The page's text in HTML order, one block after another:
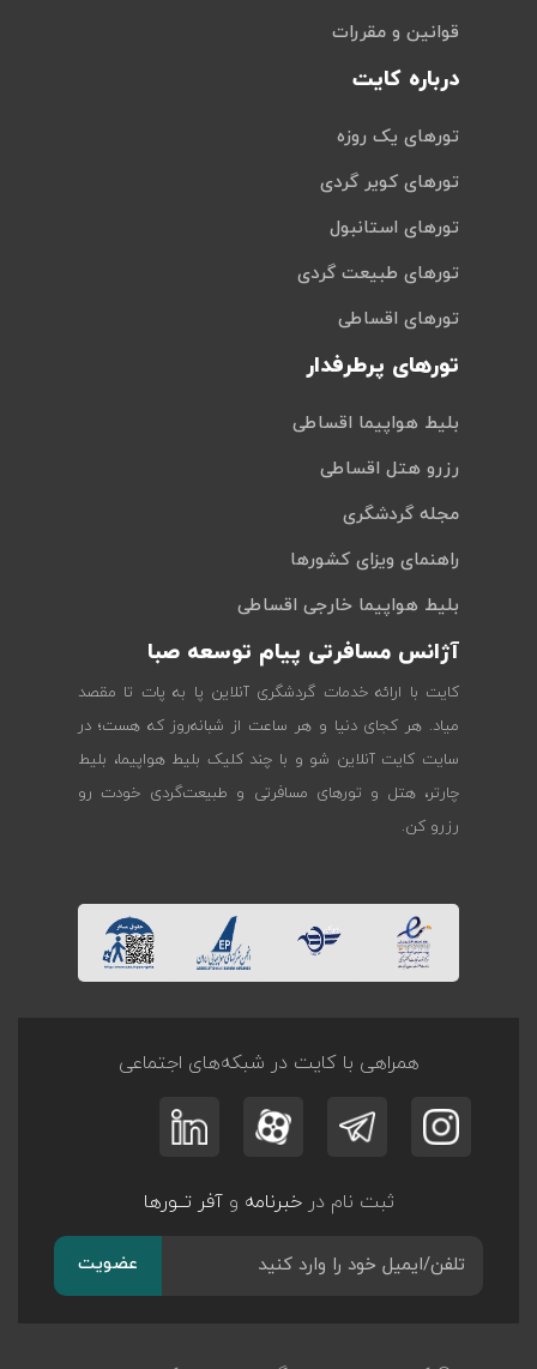
قوانین و مقررات
درباره کایت
تورهای یک روزه
تورهای کویر گردی
تورهای استانبول
تورهای طبیعت گردی
تورهای اقساطی
تورهای پرطرفدار
بلیط هواپیما اقساطی
رزرو هتل اقساطی
مجله گردشگری
راهنمای ویزای کشورها
بلیط هواپیما خارجی اقساطی
آژانس مسافرتی پیام توسعه صبا
کایت با ارائه خدمات گردشگری آنلاین پا به پات تا مقصد
میاد. هر کجای دنیا و هر ساعت از شبانه‌روز که هست؛ در
سایت کایت آنلاین شو و با چند کلیک بلیط هواپیما، بلیط
چارتر، هتل و تورهای مسافرتی و طبیعت‌گردی خودت رو
رزرو کن.
همراهی با کایت در شبکه‌های اجتماعی
ثبت نام درخبرنامه وآفر تــورها
عضویت